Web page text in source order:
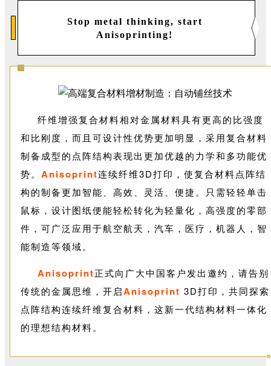
Stop metal thinking, start
Anisoprinting!
纤维增强复合材料相对金属材料具有更高的比强度
和比刚度，而且可设计性优势更加明显，采用复合材料
制备成型的点阵结构表现出更加优越的力学和多功能优
势。 Anisoprint连续纤维3D打印，使复合材料点阵结
构的制备更加智能、高效、灵活、便捷。只需轻轻单击
鼠标，设计图纸便能轻松转化为轻量化，高强度的零部
件，可广泛应用于航空航天，汽车，医疗，机器人，智
能制造等领域。
Anisoprint正式向广大中国客户发出邀约，请告别
传统的金属思维，开启Anisoprint 3D打印，共同探索
点阵结构连续纤维复合材料，这新一代结构材料一体化
的理想结构材料。